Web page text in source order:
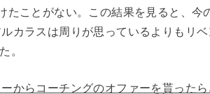
たことがない。この結果を見ると、今
カラスは周りが思っているよりもリ
。
からコーチングのオファーを貰ったら